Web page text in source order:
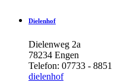
Dielenhof
Dielenweg 2a
78234 Engen
Telefon: 07733 - 8851
dielenhof